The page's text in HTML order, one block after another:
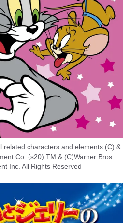
related characters and elements (C) &
Co. (s20) TM & (C)Warner Bros.
Inc. All Rights Reserved